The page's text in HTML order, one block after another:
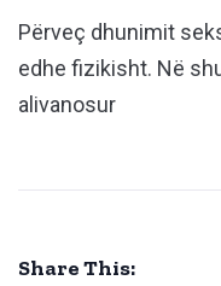
Përveç dhunimit
edhe fizikisht. Në
alivanosur
Share This: